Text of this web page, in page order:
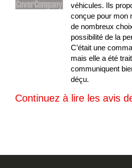
véhicules. Ils
conçue pour mon
de nombreux
possibilité de la
C’était une
mais elle a été
communiquent
déçu.
Continuez à lire les avis